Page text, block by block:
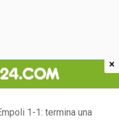
1-1: termina una
×